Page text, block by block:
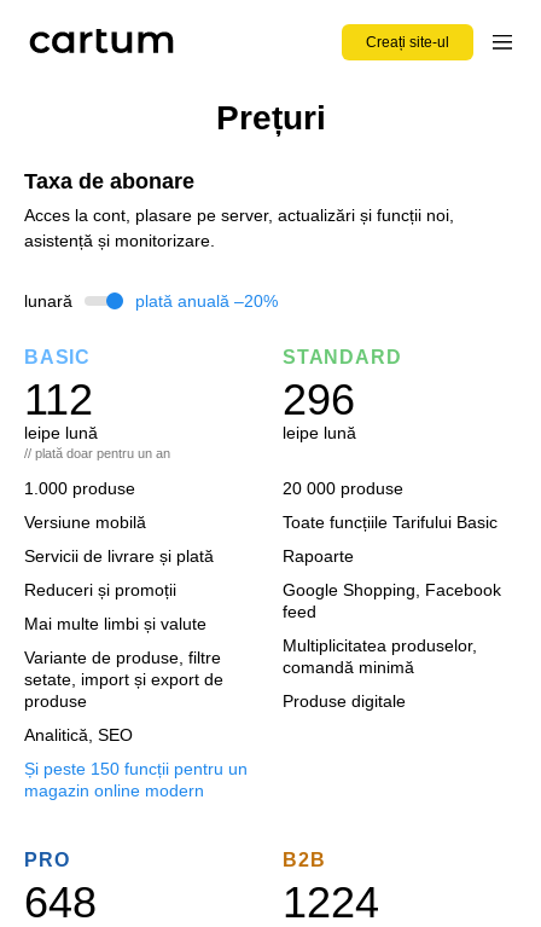
Creați site-ul
Prețuri
Taxa de abonare
Acces la cont, plasare pe server, actualizări și funcții noi,
asistență și monitorizare.
lunară plată anuală –20%
BASIC
112
leipe lună
// plată doar pentru un an
1.000 produse
Versiune mobilă
Servicii de livrare și plată
Reduceri și promoții
Mai multe limbi și valute
Variante de produse, filtre
setate, import și export de
produse
Analitică, SEO
Și peste 150 funcții pentru un
magazin online modern
STANDARD
296
leipe lună
20 000 produse
Toate funcțiile Tarifului Basic
Rapoarte
Google Shopping, Facebook
feed
Multiplicitatea produselor,
comandă minimă
Produse digitale
PRO
648
B2B
1224